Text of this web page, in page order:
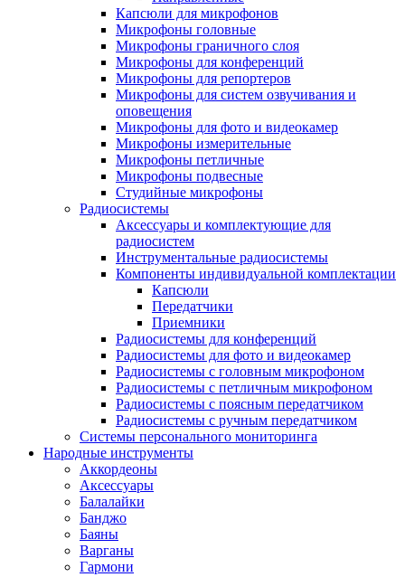
Капсюли для микрофонов
Микрофоны головные
Микрофоны граничного слоя
Микрофоны для конференций
Микрофоны для репортеров
Микрофоны для систем озвучивания и
оповещения
Микрофоны для фото и видеокамер
Микрофоны измерительные
Микрофоны петличные
Микрофоны подвесные
Студийные микрофоны
Радиосистемы
Аксессуары и комплектующие для
радиосистем
Инструментальные радиосистемы
Компоненты индивидуальной комплектации
Капсюли
Передатчики
Приемники
Радиосистемы для конференций
Радиосистемы для фото и видеокамер
Радиосистемы с головным микрофоном
Радиосистемы с петличным микрофоном
Радиосистемы с поясным передатчиком
Радиосистемы с ручным передатчиком
Системы персонального мониторинга
Народные инструменты
Аккордеоны
Аксессуары
Балалайки
Банджо
Баяны
Варганы
Гармони